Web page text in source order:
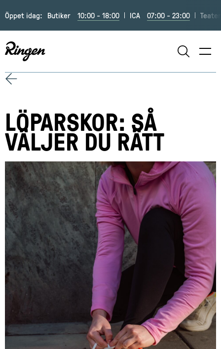
Öppet idag: Butiker 10:00 - 18:00 ICA 07:00 - 23:00
SÖK
LÖPARSKOR: SÅ
VÄLJER DU RÄTT